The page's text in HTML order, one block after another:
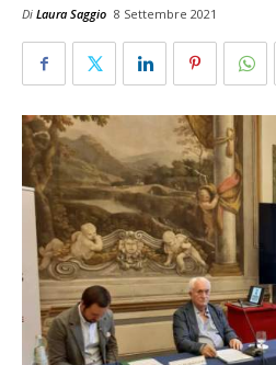
Di Laura Saggio 8 Settembre 2021